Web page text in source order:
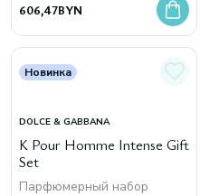
606,47BYN
Новинка
DOLCE & GABBANA
K Pour Homme Intense Gift
Set
Парфюмерный набор